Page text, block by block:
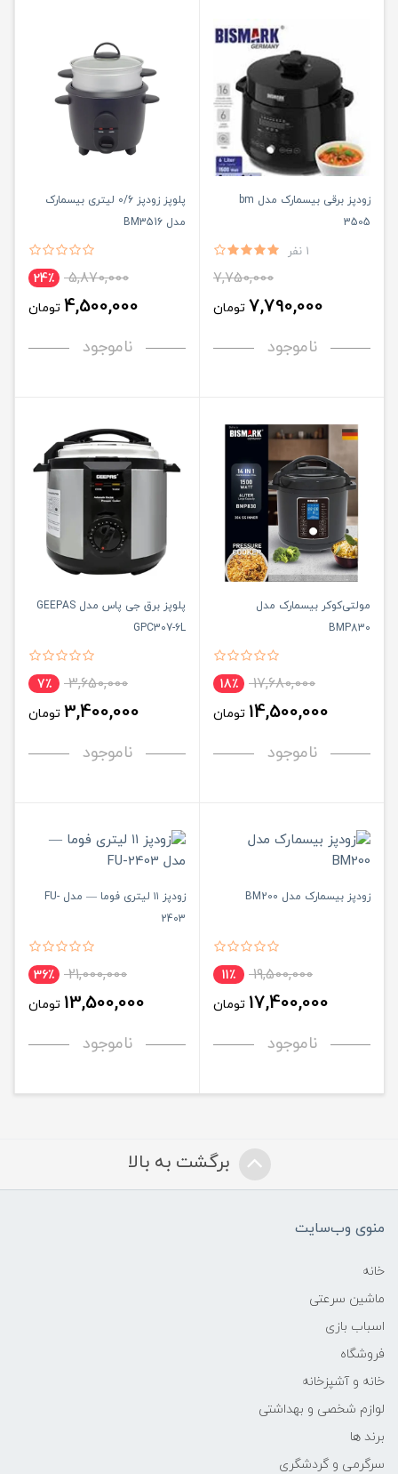
زودپز برقی بیسمارک مدل bm
3505
1 نفر
7,750,000
7,790,000 تومان
ناموجود
پلوپز زودپز 0/6 لیتری بیسمارک
مدل BM3516
5,870,000 24٪
4,500,000 تومان
ناموجود
مولتی‌کوکر بیسمارک مدل
BMP830
17,680,000 18٪
14,500,000 تومان
ناموجود
پلوپز برق جی پاس مدل GEEPAS
GPC307-6L
3,650,000 7٪
3,400,000 تومان
ناموجود
زودپز بیسمارک مدل BM200
19,500,000 11٪
17,400,000 تومان
ناموجود
زودپز ۱۱ لیتری فوما — مدل FU-
2403
21,000,000 36٪
13,500,000 تومان
ناموجود
برگشت به بالا
منوی وب‌سایت
خانه
ماشین سرعتی
اسباب بازی
فروشگاه
خانه و آشپزخانه
لوازم شخصی و بهداشتی
برند ها
سرگرمی و گردشگری